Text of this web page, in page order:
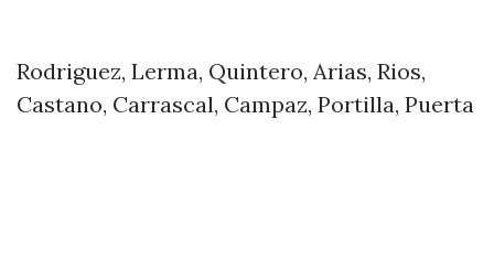
Rodriguez, Lerma, Quintero, Arias, Rios,
Castano, Carrascal, Campaz, Portilla, Puerta